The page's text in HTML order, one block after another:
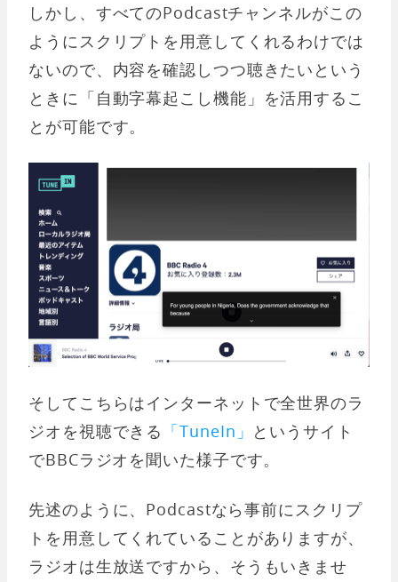
しかし、すべてのPodcastチャンネルがこの
ようにスクリプトを用意してくれるわけでは
ないので、内容を確認しつつ聴きたいという
ときに「自動字幕起こし機能」を活用するこ
とが可能です。
そしてこちらはインターネットで全世界のラ
ジオを視聴できる 「TuneIn」 というサイト
でBBCラジオを聞いた様子です。
先述のように、Podcastなら事前にスクリプ
トを用意してくれていることがありますが、
ラジオは生放送ですから、そうもいきませ